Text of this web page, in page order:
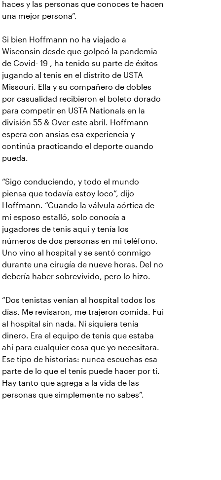
haces y las personas que conoces te hacen
una mejor persona”.
Si bien Hoffmann no ha viajado a
Wisconsin desde que golpeó la pandemia
de Covid- 19 , ha tenido su parte de éxitos
jugando al tenis en el distrito de USTA
Missouri. Ella y su compañero de dobles
por casualidad recibieron el boleto dorado
para competir en USTA Nationals en la
división 55 & Over este abril. Hoffmann
espera con ansias esa experiencia y
continúa practicando el deporte cuando
pueda.
“Sigo conduciendo, y todo el mundo
piensa que todavía estoy loco”, dijo
Hoffmann. “Cuando la válvula aórtica de
mi esposo estalló, solo conocía a
jugadores de tenis aquí y tenía los
números de dos personas en mi teléfono.
Uno vino al hospital y se sentó conmigo
durante una cirugía de nueve horas. Del no
debería haber sobrevivido, pero lo hizo.
“Dos tenistas venían al hospital todos los
días. Me revisaron, me trajeron comida. Fui
al hospital sin nada. Ni siquiera tenía
dinero. Era el equipo de tenis que estaba
ahí para cualquier cosa que yo necesitara.
Ese tipo de historias: nunca escuchas esa
parte de lo que el tenis puede hacer por ti.
Hay tanto que agrega a la vida de las
personas que simplemente no sabes”.